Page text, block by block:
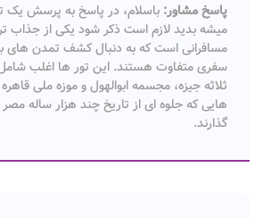
پاسخ مشاور: باسلام، در پاسخ به پرسش یک
میشه بدید لازم است ذکر شود یکی از جذاب‌
مسافرانی است که به دنبال کشف تمدن ‌های
سفری متفاوت هستند. این تور ها اغلب شامل
ثلاثه جیزه، مجسمه ابوالهول و موزه ملی
‌هایی که جلوه ‌ای از تاریخ چند هزار ساله
گذارند.